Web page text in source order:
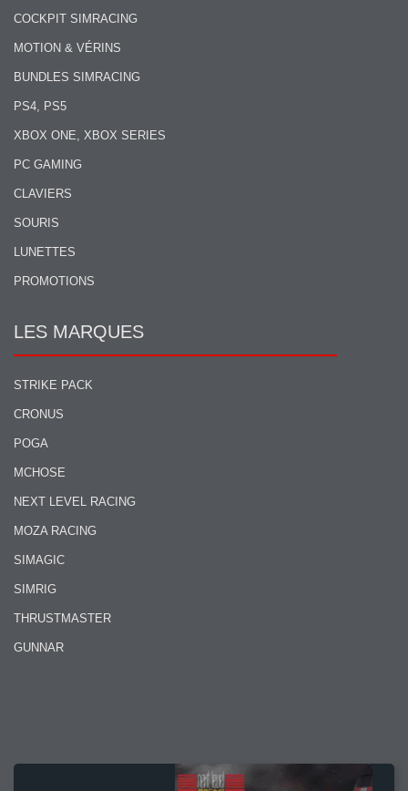
COCKPIT SIMRACING
MOTION & VÉRINS
BUNDLES SIMRACING
PS4, PS5
XBOX ONE, XBOX SERIES
PC GAMING
CLAVIERS
SOURIS
LUNETTES
PROMOTIONS
LES MARQUES
STRIKE PACK
CRONUS
POGA
MCHOSE
NEXT LEVEL RACING
MOZA RACING
SIMAGIC
SIMRIG
THRUSTMASTER
GUNNAR